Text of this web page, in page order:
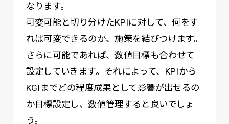
なります。
可変可能と切り分けたKPIに対して、何をす
れば可変できるのか、施策を結びつけます。
さらに可能であれば、数値目標も合わせて
設定していきます。それによって、KPIから
KGIまでどの程度成果として影響が出せるの
か目標設定し、数値管理すると良いでしょ
う。